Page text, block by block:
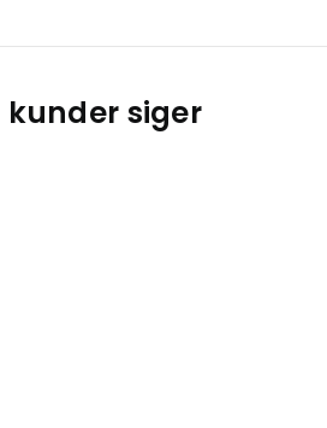
kunder siger